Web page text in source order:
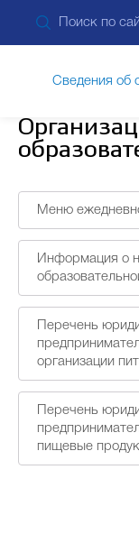
Меню
Информация о
Перечень
организации
Перечень
пищевые
Сведения об